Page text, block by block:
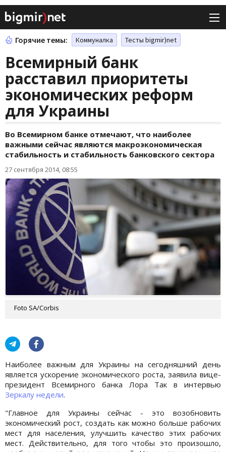
Горячие темы: Коммуналка Тесты bigmir)net
Всемирный банк
расставил приоритеты
экономических реформ
для Украины
Во Всемирном банке отмечают, что наиболее
важными сейчас являются макроэкономическая
стабильность и стабильность банковского сектора
27 сентября 2014, 08:55
Foto SA/Corbis
Наиболее важным для Украины на сегодняшний день
является ускорение экономического роста, заявила вице-
президент Всемирного банка Лора Так в интервью
Зеркалу недели.
"Главное для Украины сейчас - это возобновить
экономический рост, создать как можно больше рабочих
мест для населения, улучшить качество этих рабочих
мест. Действительно, для того чтобы это произошло,